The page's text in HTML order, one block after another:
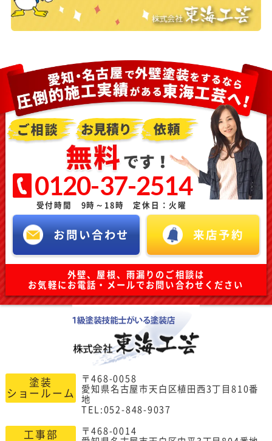
0120-37-2514
受付時間 9時～18時 定休日：火曜
お問い合わせ 来店予約
外壁、屋根、雨漏りのご相談は
お気軽にお電話・メールでお問い合わせください
塗装
ショールーム
〒468-0058
愛知県名古屋市天白区植田西3丁目810番
地
TEL:052-848-9037
工事部
〒468-0014